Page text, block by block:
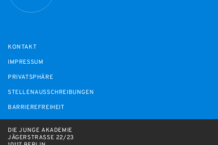
KONTAKT
IMPRESSUM
PRIVATSPHÄRE
STELLENAUSSCHREIBUNGEN
BARRIEREFREIHEIT
DIE JUNGE AKADEMIE
JÄGERSTRASSE 22/23